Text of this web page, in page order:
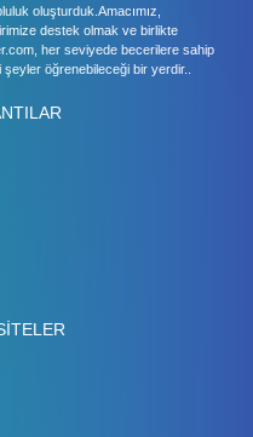
oluşturduk.Amacımız,
destek olmak ve birlikte
her seviyede becerilere sahip
öğrenebileceği bir yerdir..